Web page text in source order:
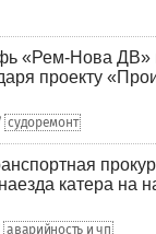
«Рем-Нова ДВ»
проекту
судоремонт
катера на
аварийность и чп